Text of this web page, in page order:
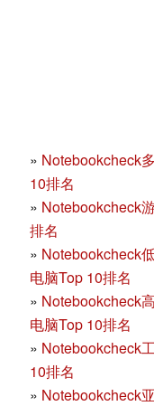
» Notebookcheck
10排名
» Notebookcheck
排名
» Notebookcheck
电脑Top 10排名
» Notebookcheck
电脑Top 10排名
» Notebookcheck
10排名
» Notebookcheck